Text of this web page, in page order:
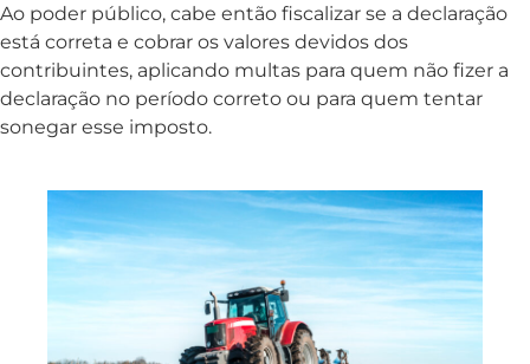
Ao poder público, cabe então fiscalizar se a declaração
está correta e cobrar os valores devidos dos
contribuintes, aplicando multas para quem não fizer a
declaração no período correto ou para quem tentar
sonegar esse imposto.